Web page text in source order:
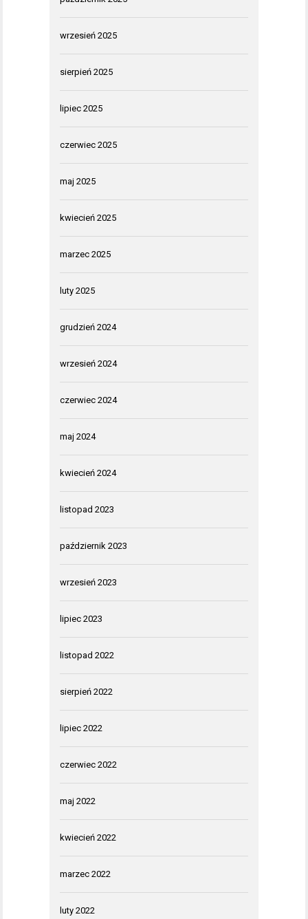
wrzesień 2025
sierpień 2025
lipiec 2025
czerwiec 2025
maj 2025
kwiecień 2025
marzec 2025
luty 2025
grudzień 2024
wrzesień 2024
czerwiec 2024
maj 2024
kwiecień 2024
listopad 2023
październik 2023
wrzesień 2023
lipiec 2023
listopad 2022
sierpień 2022
lipiec 2022
czerwiec 2022
maj 2022
kwiecień 2022
marzec 2022
luty 2022